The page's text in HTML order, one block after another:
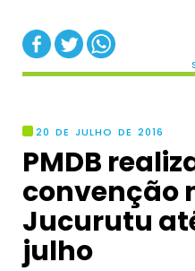
20 DE JULHO DE 2016
PMDB
convenção
Jucurutu
julho